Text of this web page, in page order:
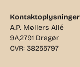
Kontaktoplysninger
A.P. Møllers Allé
9A,2791 Dragør
CVR: 38255797